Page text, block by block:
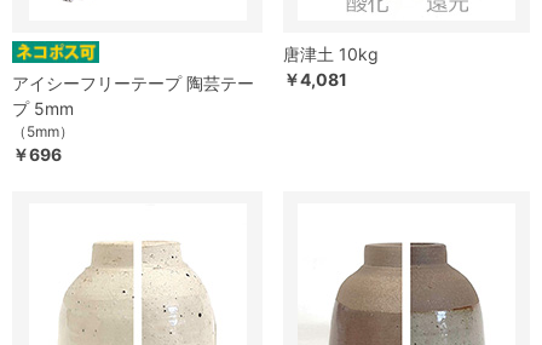
アイシーフリーテープ 陶芸テー
プ 5mm
（5mm）
￥696
唐津土 10kg
￥4,081